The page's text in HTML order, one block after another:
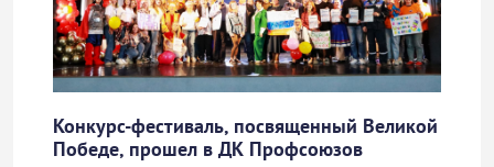
Конкурс-фестиваль, посвященный Великой
Победе, прошел в ДК Профсоюзов